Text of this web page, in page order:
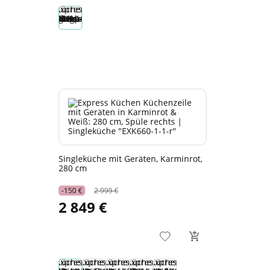
Singleküche mit Geräten, Karminrot,
280 cm
-150 € 2 999 €
2 849 €